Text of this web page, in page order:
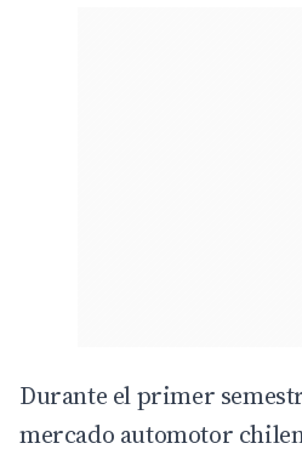
Durante el primer
mercado automotor